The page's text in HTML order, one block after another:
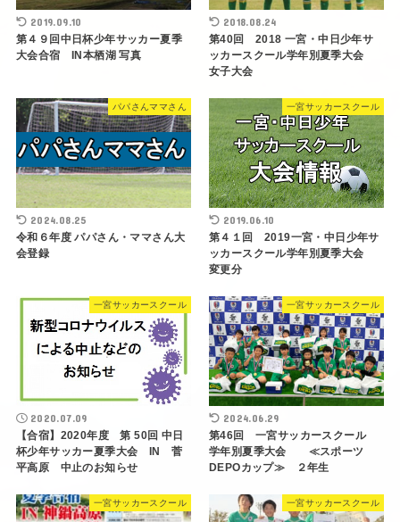
2019.09.10
第４９回中日杯少年サッカー夏季
大会合宿 IN本栖湖 写真
2018.08.24
第40回 2018 一宮・中日少年サ
ッカースクール学年別夏季大会
女子大会
パパさんママさん
2024.08.25
令和６年度 パパさん・ママさん大
会登録
一宮サッカースクール
2019.06.10
第４１回 2019一宮・中日少年サ
ッカースクール学年別夏季大会
変更分
一宮サッカースクール
2020.07.09
【合宿】2020年度 第 50回 中日
杯少年サッカー夏季大会 IN 菅
平高原 中止のお知らせ
一宮サッカースクール
2024.06.29
第46回 一宮サッカースクール
学年別夏季大会 ≪スポーツ
DEPOカップ≫ ２年生
一宮サッカースクール 一宮サッカースクール